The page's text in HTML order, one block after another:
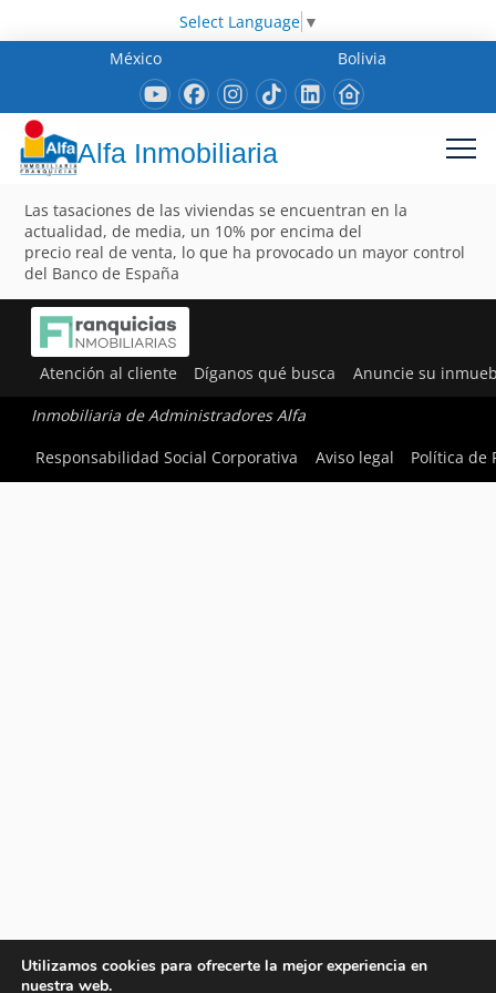
Select Language ▼
México
Bolivia
Alfa Inmobiliaria
Las tasaciones de las viviendas se encuentran en la
actualidad, de media, un 10% por encima del
precio real de venta, lo que ha provocado un mayor control
del Banco de España
Atención al cliente Díganos qué busca Anuncie su
Inmobiliaria de Administradores Alfa
Responsabilidad Social Corporativa
Aviso legal Política de
Utilizamos cookies para ofrecerte la mejor experiencia en
nuestra web.